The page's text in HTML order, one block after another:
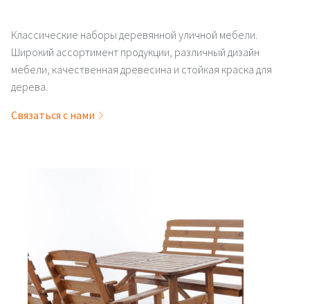
Классические наборы деревянной уличной мебели.
Широкий ассортимент продукции, различный дизайн
мебели, качественная древесина и стойкая краска для
дерева.
Связаться с нами